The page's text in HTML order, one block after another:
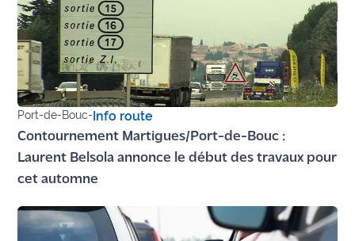
générales
d'utilisation du
site maritima.fr
Archives
Port-de-Bouc- Info route
Contournement Martigues/Port-de-Bouc :
Laurent Belsola annonce le début des travaux pour
cet automne